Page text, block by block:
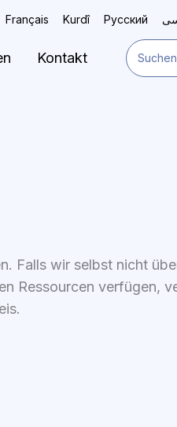
Français Kurdî Русский
Kontakt
Search
for:
Falls wir selbst nicht
Res­sour­cen ver­fü­gen,